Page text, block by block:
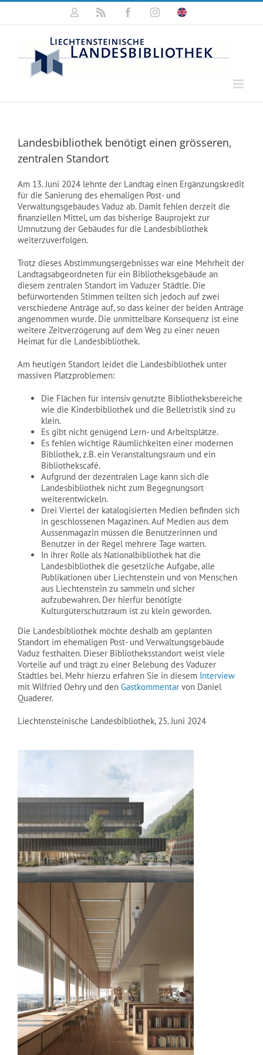
Zum
springen
Mein
FacebookInstagram
Click
Landesbibliothek benötigt einen grösseren,
zentralen Standort
Am 13. Juni 2024 lehnte der Landtag einen Ergänzungskredit
für die Sanierung des ehemaligen Post- und
Verwaltungsgebäudes Vaduz ab. Damit fehlen derzeit die
finanziellen Mittel, um das bisherige Bauprojekt zur
Umnutzung der Gebäudes für die Landesbibliothek
weiterzuverfolgen.
Trotz dieses Abstimmungsergebnisses war eine Mehrheit der
Landtagsabgeordneten für ein Bibliotheksgebäude an
diesem zentralen Standort im Vaduzer Städtle. Die
befürwortenden Stimmen teilten sich jedoch auf zwei
verschiedene Anträge auf, so dass keiner der beiden Anträge
angenommen wurde. Die unmittelbare Konsequenz ist eine
weitere Zeitverzögerung auf dem Weg zu einer neuen
Heimat für die Landesbibliothek.
Am heutigen Standort leidet die Landesbibliothek unter
massiven Platzproblemen:
Die Flächen für intensiv genutzte Bibliotheksbereiche
wie die Kinderbibliothek und die Belletristik sind zu
klein.
Es gibt nicht genügend Lern- und Arbeitsplätze.
Es fehlen wichtige Räumlichkeiten einer modernen
Bibliothek, z.B. ein Veranstaltungsraum und ein
Bibliothekscafé.
Aufgrund der dezentralen Lage kann sich die
Landesbibliothek nicht zum Begegnungsort
weiterentwickeln.
Drei Viertel der katalogisierten Medien befinden sich
in geschlossenen Magazinen. Auf Medien aus dem
Aussenmagazin müssen die Benutzerinnen und
Benutzer in der Regel mehrere Tage warten.
In ihrer Rolle als Nationalbibliothek hat die
Landesbibliothek die gesetzliche Aufgabe, alle
Publikationen über Liechtenstein und von Menschen
aus Liechtenstein zu sammeln und sicher
aufzubewahren. Der hierfür benötigte
Kulturgüterschutzraum ist zu klein geworden.
Die Landesbibliothek möchte deshalb am geplanten
Standort im ehemaligen Post- und Verwaltungsgebäude
Vaduz festhalten. Dieser Bibliotheksstandort weist viele
Vorteile auf und trägt zu einer Belebung des Vaduzer
Städtles bei. Mehr hierzu erfahren Sie in diesem Interview
mit Wilfried Oehry und den Gastkommentarvon Daniel
Quaderer.
Liechtensteinische Landesbibliothek, 25. Juni 2024